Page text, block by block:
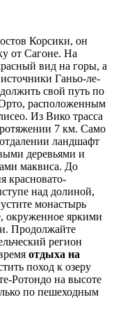
Корсики, он
от Сагоне. На
вид на горы, а
Ганьо-ле-
свой путь по
расположенным
Из Вико трасса
7 км. Само
ландшафт
деревьями и
маквиса. До
красновато-
над долиной,
монастырь
окруженное яркими
Продолжайте
регион
отдыха на
поход к озеру
Ротондо на высоте
по пешеходным